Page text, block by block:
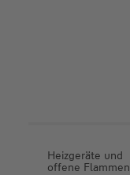
Heizgeräte und
offene Flammen